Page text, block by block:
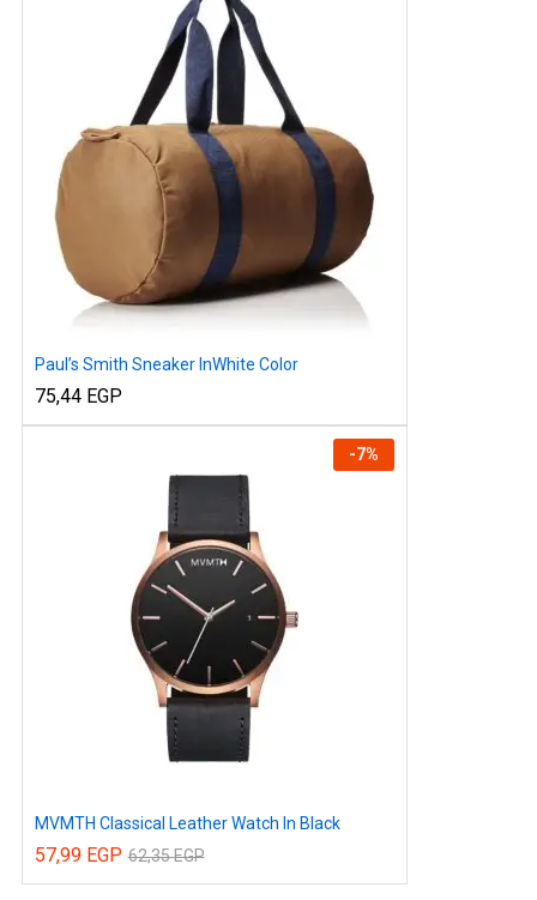
Paul’s Smith Sneaker InWhite Color
75,44 EGP
-7%
MVMTH Classical Leather Watch In Black
57,99 EGP 62,35EGP